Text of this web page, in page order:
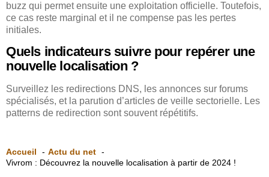
buzz qui permet ensuite une exploitation officielle. Toutefois,
ce cas reste marginal et il ne compense pas les pertes
initiales.
Quels indicateurs suivre pour repérer une
nouvelle localisation ?
Surveillez les redirections DNS, les annonces sur forums
spécialisés, et la parution d’articles de veille sectorielle. Les
patterns de redirection sont souvent répétitifs.
Accueil
Actu du net
Vivrom : Découvrez la nouvelle localisation à partir de 2024 !